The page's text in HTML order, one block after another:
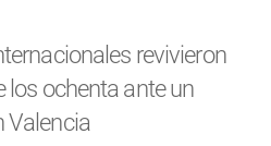
revivieron
los ochenta ante un
Valencia